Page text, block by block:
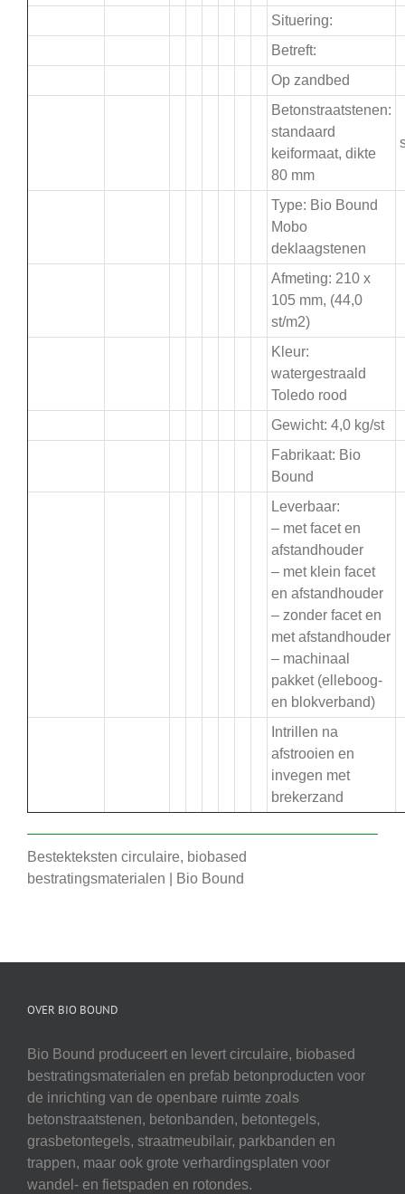
Situering:
Betreft:
Op zandbed
Betonstraatstenen:
standaard
keiformaat, dikte
80 mm
Type: Bio Bound
Mobo
deklaagstenen
Afmeting: 210 x
105 mm, (44,0
st/m2)
Kleur:
watergestraald
Toledo rood
Gewicht: 4,0 kg/st
Fabrikaat: Bio
Bound
Leverbaar:
– met facet en
afstandhouder
– met klein facet
en afstandhouder
– zonder facet en
met afstandhouder
– machinaal
pakket (elleboog-
en blokverband)
Intrillen na
afstrooien en
invegen met
brekerzand
Bestekteksten circulaire, biobased
bestratingsmaterialen | Bio Bound
OVER BIO BOUND
Bio Bound produceert en levert circulaire, biobased
bestratingsmaterialen en prefab betonproducten voor
de inrichting van de openbare ruimte zoals
betonstraatstenen, betonbanden, betontegels,
grasbetontegels, straatmeubilair, parkbanden en
trappen, maar ook grote verhardingsplaten voor
wandel- en fietspaden en rotondes.